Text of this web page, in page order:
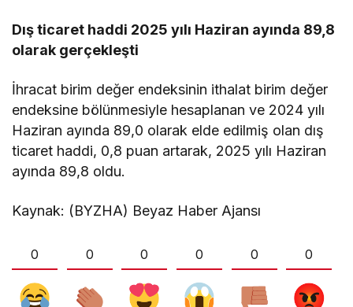
Dış ticaret haddi 2025 yılı Haziran ayında 89,8
olarak gerçekleşti
İhracat birim değer endeksinin ithalat birim değer
endeksine bölünmesiyle hesaplanan ve 2024 yılı
Haziran ayında 89,0 olarak elde edilmiş olan dış
ticaret haddi, 0,8 puan artarak, 2025 yılı Haziran
ayında 89,8 oldu.
Kaynak: (BYZHA) Beyaz Haber Ajansı
0 0 0 0 0 0